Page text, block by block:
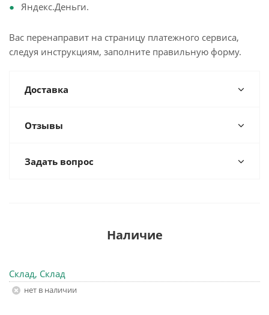
Яндекс.Деньги.
Вас перенаправит на страницу платежного сервиса,
следуя инструкциям, заполните правильную форму.
Доставка
Отзывы
Задать вопрос
Наличие
Склад, Склад
Нет в наличии